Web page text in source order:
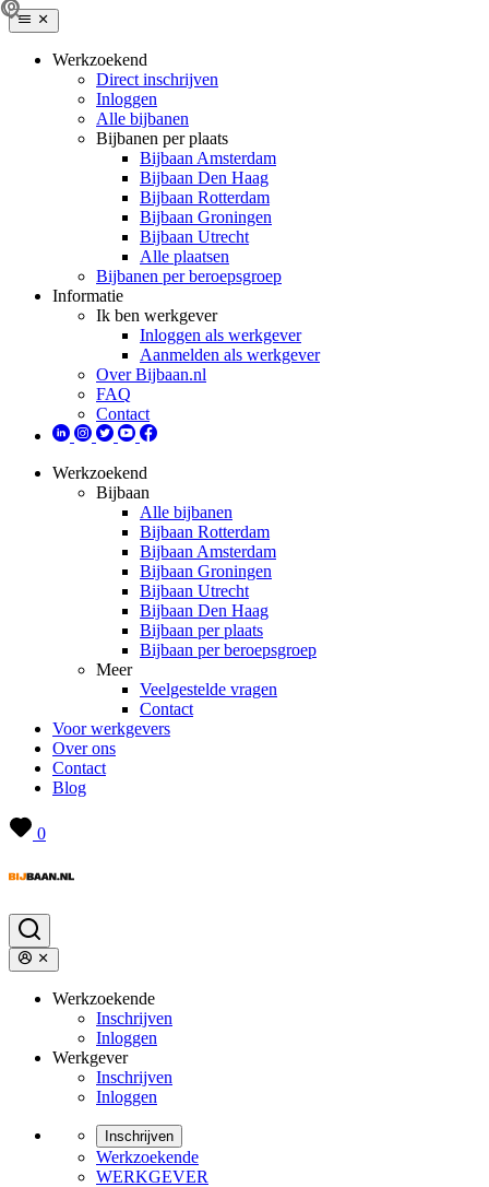
Werkzoekend
Direct inschrijven
Inloggen
Alle bijbanen
Bijbanen per plaats
Bijbaan Amsterdam
Bijbaan Den Haag
Bijbaan Rotterdam
Bijbaan Groningen
Bijbaan Utrecht
Alle plaatsen
Bijbanen per beroepsgroep
Informatie
Ik ben werkgever
Inloggen als werkgever
Aanmelden als werkgever
Over Bijbaan.nl
FAQ
Contact
Werkzoekend
Bijbaan
Alle bijbanen
Bijbaan Rotterdam
Bijbaan Amsterdam
Bijbaan Groningen
Bijbaan Utrecht
Bijbaan Den Haag
Bijbaan per plaats
Bijbaan per beroepsgroep
Meer
Veelgestelde vragen
Contact
Voor werkgevers
Over ons
Contact
Blog
0
Werkzoekende
Inschrijven
Inloggen
Werkgever
Inschrijven
Inloggen
Inschrijven
Werkzoekende
WERKGEVER